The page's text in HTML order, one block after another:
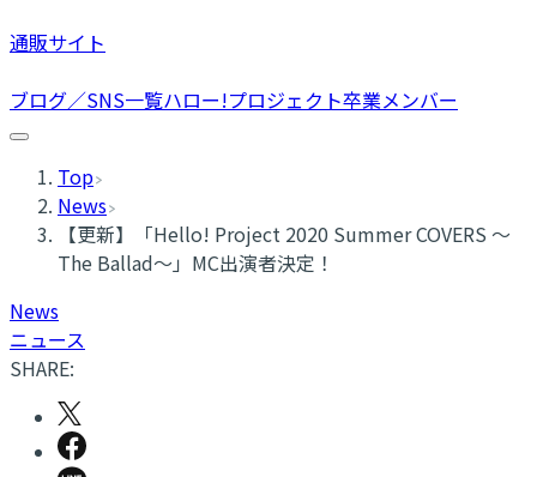
通販サイト
ブログ／SNS一覧ハロー!プロジェクト卒業メンバー
Top
News
【更新】「Hello! Project 2020 Summer COVERS 〜
The Ballad〜」MC出演者決定！
News
ニュース
SHARE: